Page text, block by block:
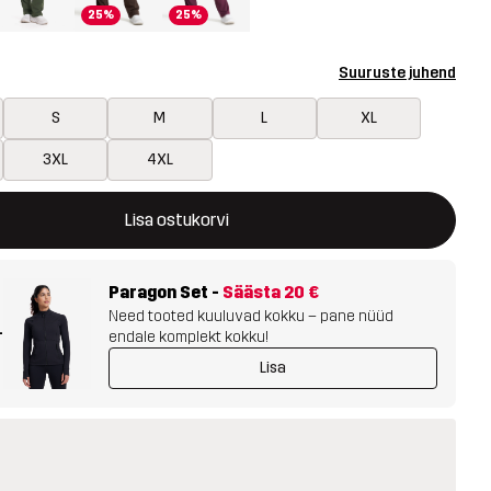
25% 25%
Suuruste juhend
S M L XL
3XL 4XL
Lisa ostukorvi
modaali, mis kinnitab ostukorvis uue kauba
Paragon Set - Säästa 20 €
Need tooted kuuluvad kokku – pane nüüd
endale komplekt kokku!
Lisa